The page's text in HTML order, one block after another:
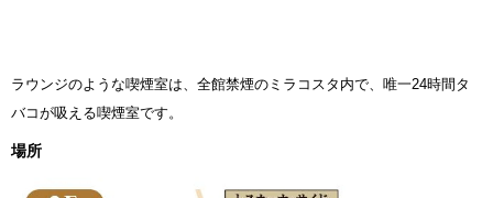
ラウンジのような喫煙室は、全館禁煙のミラコスタ内で、唯一24時間タ
バコが吸える喫煙室です。
場所